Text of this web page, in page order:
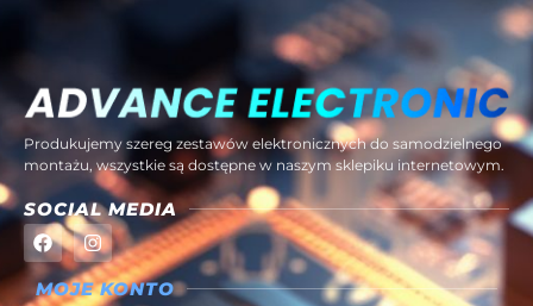
Produkujemy szereg zestawów elektronicznych do samodzielnego
montażu, wszystkie są dostępne w naszym sklepiku internetowym.
SOCIAL MEDIA
MOJE KONTO